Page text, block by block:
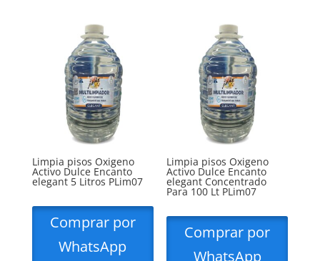
Limpia pisos Oxigeno
Activo Dulce Encanto
elegant 5 Litros PLim07
Comprar por
WhatsApp
Limpia pisos Oxigeno
Activo Dulce Encanto
elegant Concentrado
Para 100 Lt PLim07
Comprar por
WhatsApp